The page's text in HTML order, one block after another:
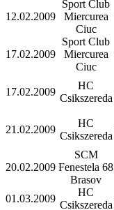
12.02.2009
Sport Club
Miercurea
Ciuc
17.02.2009
Sport Club
Miercurea
Ciuc
17.02.2009
HC
Csikszereda
21.02.2009
HC
Csikszereda
20.02.2009
SCM
Fenestela 68
Brasov
01.03.2009
HC
Csikszereda